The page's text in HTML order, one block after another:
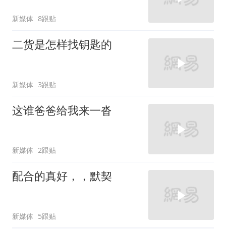
新媒体 8跟贴
二货是怎样找钥匙的
新媒体 3跟贴
这谁爸爸给我来一沓
新媒体 2跟贴
配合的真好，，默契
新媒体 5跟贴